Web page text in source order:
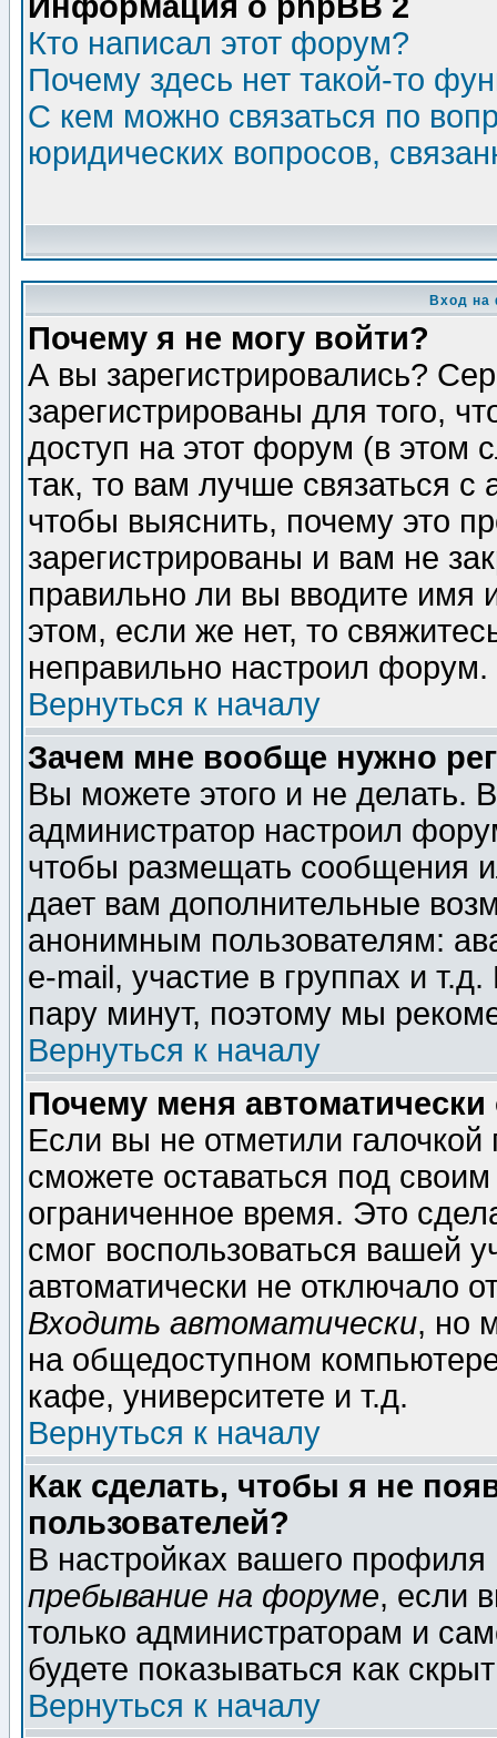
Кто написал этот форум?
Почему здесь нет такой-то
С кем можно связаться по
юридических вопросов,
Вход на
Почему я не могу войти?
А вы зарегистрировались?
зарегистрированы для того,
доступ на этот форум (в этом
так, то вам лучше связаться
чтобы выяснить, почему это
зарегистрированы и вам не
правильно ли вы вводите
этом, если же нет, то
неправильно настроил форум.
Вернуться к началу
Зачем мне вообще нужно
Вы можете этого и не делать.
администратор настроил
чтобы размещать сообщения
дает вам дополнительные
анонимным пользователям:
e-mail, участие в группах и
пару минут, поэтому мы
Вернуться к началу
Почему меня автоматически
Если вы не отметили галочкой
сможете оставаться под
ограниченное время. Это
смог воспользоваться вашей
автоматически не отключало
Входить автоматически, но
на общедоступном
кафе, университете и т.д.
Вернуться к началу
Как сделать, чтобы я не
пользователей?
В настройках вашего
пребывание на форуме, если
только администраторам и
будете показываться как
Вернуться к началу